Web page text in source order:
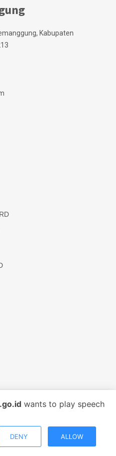
Kabupaten
wants to play speech
DENY ALLOW